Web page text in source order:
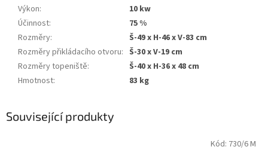
Výkon:
10 kw
Účinnost:
75 %
Rozměry:
Š-49 x H-46 x V-83 cm
Rozměry přikládacího otvoru: Š-30 x V-19 cm
Rozměry topeniště:
Š-40 x H-36 x 48 cm
Hmotnost: 83 kg
Související produkty
Kód: 730/6 M